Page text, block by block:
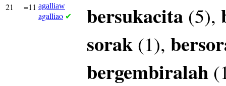
21 =11 agalliaw
agalliao ✔ bersukacita (5),
sorak (1),
bergembiralah